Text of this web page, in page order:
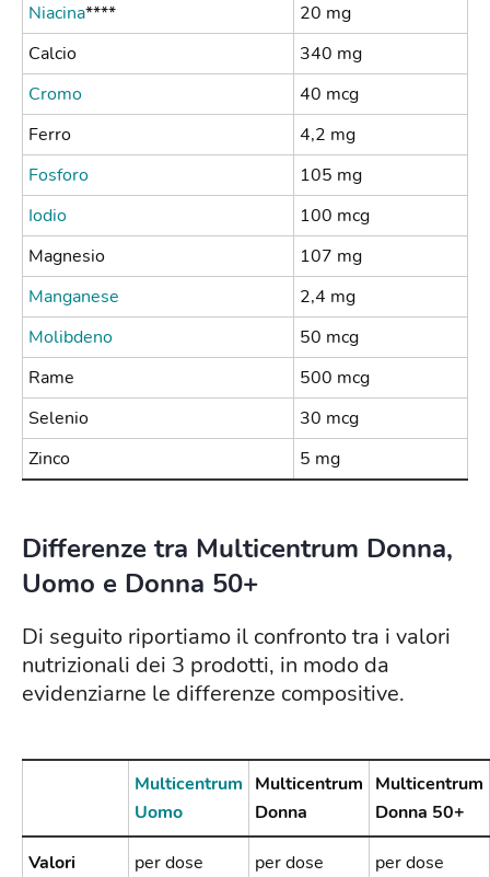
Niacina****
20 mg
Calcio
340 mg
Cromo
40 mcg
Ferro
4,2 mg
Fosforo
105 mg
Iodio
100 mcg
Magnesio
107 mg
Manganese
2,4 mg
Molibdeno
50 mcg
Rame
500 mcg
Selenio
30 mcg
Zinco
5 mg
Differenze tra Multicentrum Donna,
Uomo e Donna 50+
Di seguito riportiamo il confronto tra i valori
nutrizionali dei 3 prodotti, in modo da
evidenziarne le differenze compositive.
Multicentrum
Uomo
Multicentrum
Donna
Multicentrum
Donna 50+
Valori
per dose
per dose
per dose